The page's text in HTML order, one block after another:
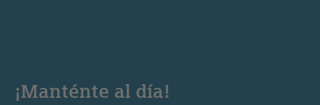
¡Manténte al día!